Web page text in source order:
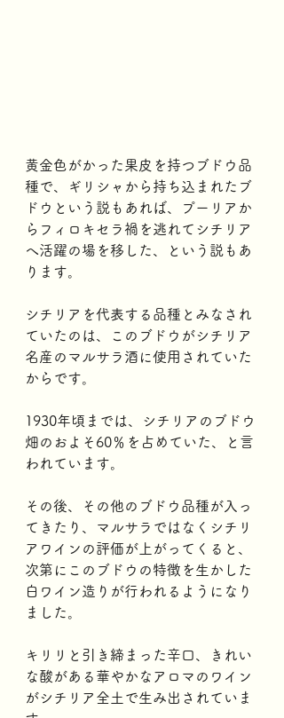
黄金色がかった果皮を持つブドウ品
種で、ギリシャから持ち込まれたブ
ドウという説もあれば、プーリアか
らフィロキセラ禍を逃れてシチリア
へ活躍の場を移した、という説もあ
ります。
シチリアを代表する品種とみなされ
ていたのは、このブドウがシチリア
名産のマルサラ酒に使用されていた
からです。
1930年頃までは、シチリアのブドウ
畑のおよそ60％を占めていた、と言
われています。
その後、その他のブドウ品種が入っ
てきたり、マルサラではなくシチリ
アワインの評価が上がってくると、
次第にこのブドウの特徴を生かした
白ワイン造りが行われるようになり
ました。
キリリと引き締まった辛口、きれい
な酸がある華やかなアロマのワイン
がシチリア全土で生み出されていま